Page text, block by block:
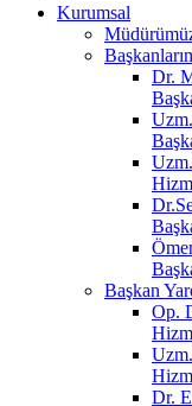
Kurumsal
Dr.
Başkan
Op.
Dr.